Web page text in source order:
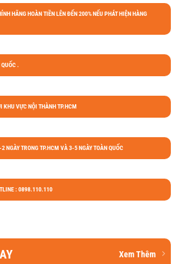
HÃNG HOÀN TIỀN LÊN ĐẾN 200% NẾU PHÁT HIỆN HÀNG
.
KHU VỰC NỘI THÀNH TP.HCM
NGÀY TRONG TP.HCM VÀ 3-5 NGÀY TOÀN QUỐC
: 0898.110.110
Xem Thêm